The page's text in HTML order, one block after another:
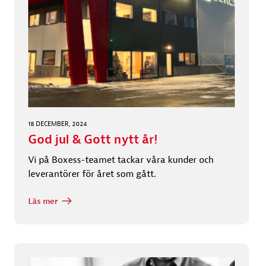
18 DECEMBER, 2024
God jul & Gott nytt år!
Vi på Boxess-teamet tackar våra kunder och
leverantörer för året som gått.
Läs mer